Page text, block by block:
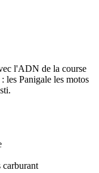
l'ADN de la course
les Panigale les motos
carburant